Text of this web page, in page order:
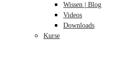
Wissen | Blog
Videos
Downloads
Kurse